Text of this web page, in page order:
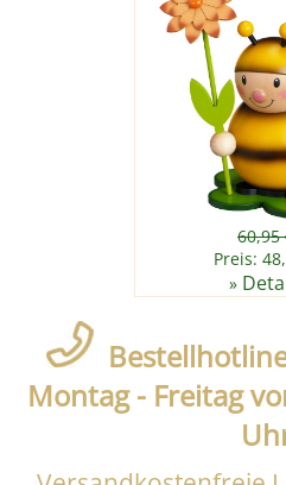
60,95
Preis:
»
Montag - Freitag